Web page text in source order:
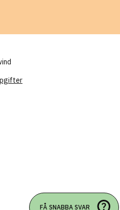
YOUTUBE
FÅ SNABBA SVAR